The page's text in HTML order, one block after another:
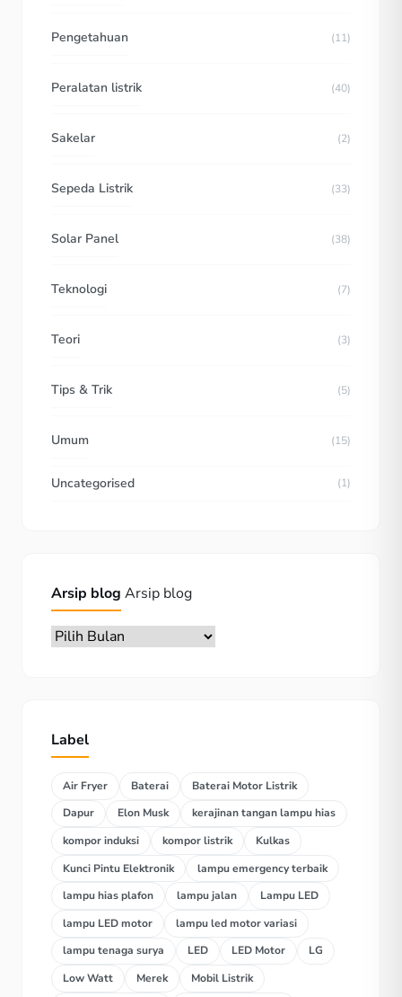
Pengetahuan (11)
Peralatan listrik (40)
Sakelar (2)
Sepeda Listrik (33)
Solar Panel (38)
Teknologi (7)
Teori (3)
Tips & Trik (5)
Umum (15)
Uncategorised (1)
Arsip blog Arsip blog
Label
Air Fryer Baterai
Baterai Motor Listrik
Dapur
Elon Musk
kerajinan tangan lampu hias
kompor induksi
kompor listrik
Kulkas
Kunci Pintu Elektronik
lampu emergency terbaik
lampu hias plafon
lampu jalan
Lampu LED
lampu LED motor
lampu led motor variasi
lampu tenaga surya
LED LED Motor
LG
Low Watt
Merek
Mobil Listrik